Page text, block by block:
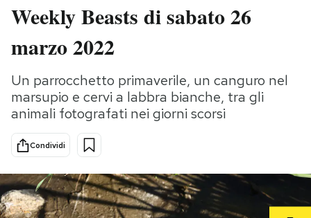
Italia
Politica
Tecnologia
Internet
Scienza
Cultura
Economia
Sport
Moda
Storie/Idee
Ok Boomer!
Media
Mondiali calcio 2026
Weekly Beasts di sabato 26
marzo 2022
Un parrocchetto primaverile, un canguro nel
marsupio e cervi a labbra bianche, tra gli
animali fotografati nei giorni scorsi
Condividi